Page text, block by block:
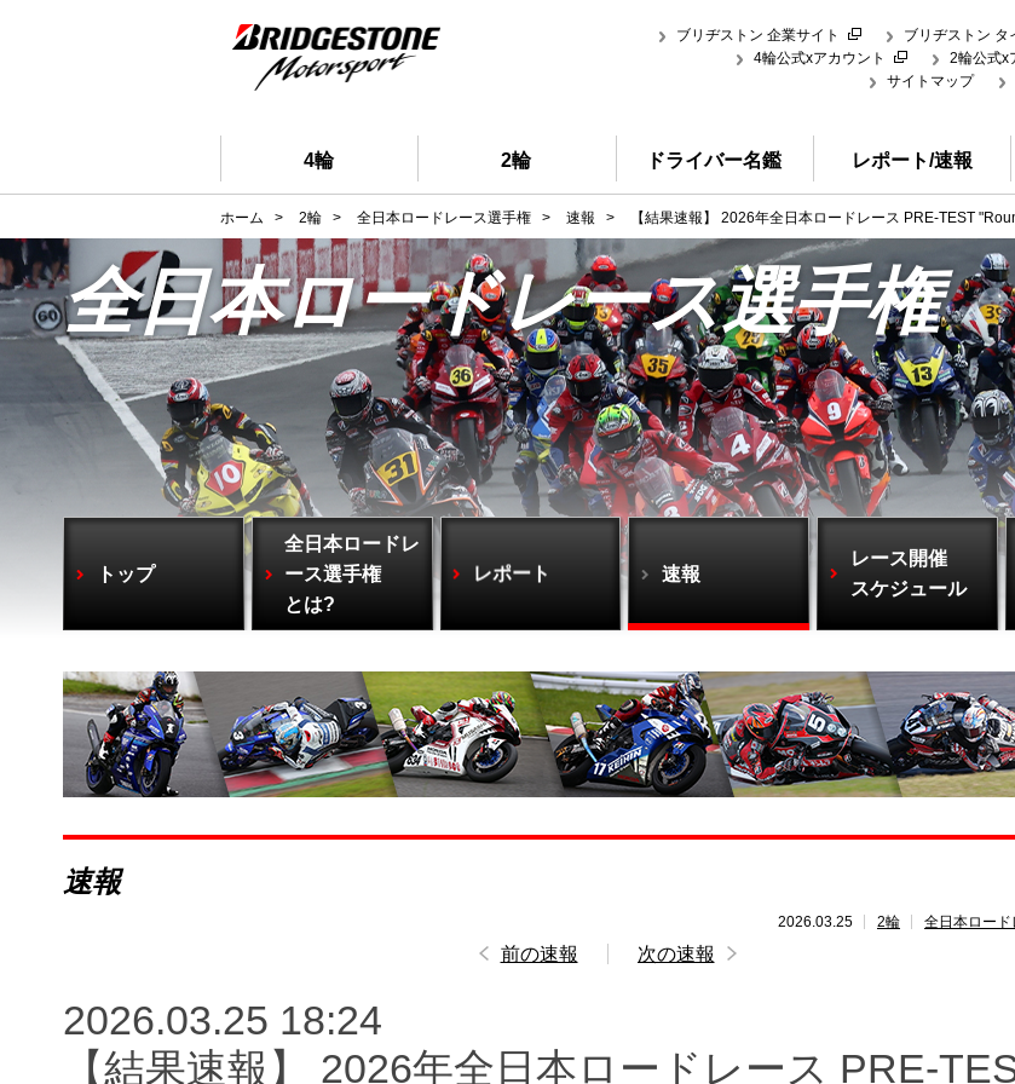
ブリヂストン 企業サイト
ブリヂストン タ
4輪公式xアカウント
2輪公式x
サイトマップ
4輪 2輪 ドライバー名鑑 レポート/速報
ホーム > 2輪 > 全日本ロードレース選手権 > 速報 > 【結果速報】 2026年全日本ロードレース PRE-TEST
全日本ロードレース選手権
トップ
全日本ロードレ
ース選手権
とは?
レポート 速報
レース開催
スケジュール
速報
2026.03.25 2輪 全日本ロー
前の速報 次の速報
2026.03.25 18:24
【結果速報】 2026年全日本ロードレース PRE-